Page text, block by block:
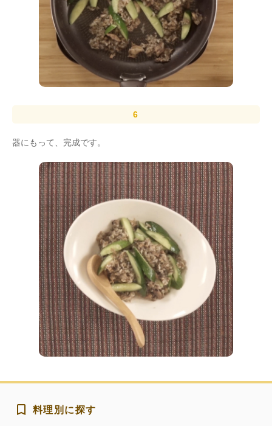
器にもって、完成です。
料理別に探す